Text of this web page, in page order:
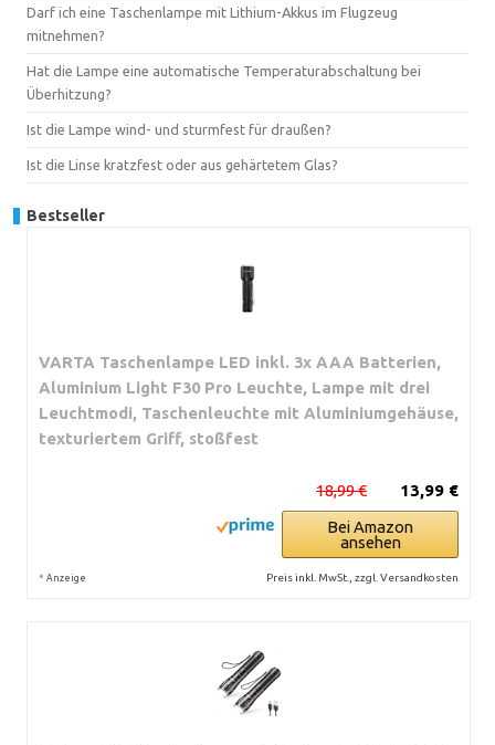
Darf ich eine Taschenlampe mit Lithium-Akkus im Flugzeug
mitnehmen?
Hat die Lampe eine automatische Temperaturabschaltung bei
Überhitzung?
Ist die Lampe wind- und sturmfest für draußen?
Ist die Linse kratzfest oder aus gehärtetem Glas?
Bestseller
VARTA Taschenlampe LED inkl. 3x AAA Batterien,
Aluminium Light F30 Pro Leuchte, Lampe mit drei
Leuchtmodi, Taschenleuchte mit Aluminiumgehäuse,
texturiertem Griff, stoßfest
13,99 €
18,99 €
Bei Amazon
ansehen
* Anzeige Preis inkl. MwSt., zzgl. Versandkosten